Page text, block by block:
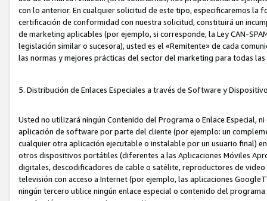
con lo anterior. En cualquier solicitud de este tipo, especificaremos
certificación de conformidad con nuestra solicitud, constituirá un
de marketing aplicables (por ejemplo, si corresponde, la Ley CAN-
legislación similar o sucesora), usted es el «Remitente» de cada
las normas y mejores prácticas del sector del marketing para todas
5. Distribución de Enlaces Especiales a través de Software y
Usted no utilizará ningún Contenido del Programa o Enlace Especial,
aplicación de software por parte del cliente (por ejemplo: un
cualquier otra aplicación ejecutable o instalable por un usuario final)
otros dispositivos portátiles (diferentes a las Aplicaciones Móviles
digitales, descodificadores de cable o satélite, reproductores de
televisión con acceso a Internet (por ejemplo, las aplicaciones
ningún tercero utilice ningún enlace especial o contenido del